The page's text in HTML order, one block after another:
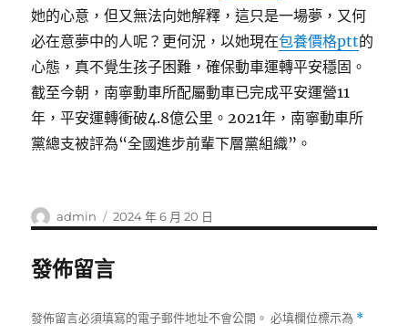
她的心意，但又無法向她解釋，這只是一場夢，又何
必在意夢中的人呢？更何況，以她現在包養價格ptt的
心態，真不覺生孩子困難，確保動車運轉平安穩固。
截至今朝，南寧動車所配屬動車已完成平安運營11
年，平安運轉衝破4.8億公里。2021年，南寧動車所
黨總支被評為“全國進步前輩下層黨組織”。
作
者
admin
發
佈
2024 年 6 月 20 日
發佈留言
發佈留言必須填寫的電子郵件地址不會公開。 必填欄位標示為 *